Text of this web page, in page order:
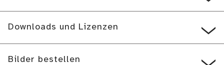
Downloads und Lizenzen
Bilder bestellen